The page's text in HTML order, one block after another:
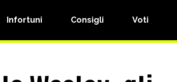
Infortuni Consigli Voti